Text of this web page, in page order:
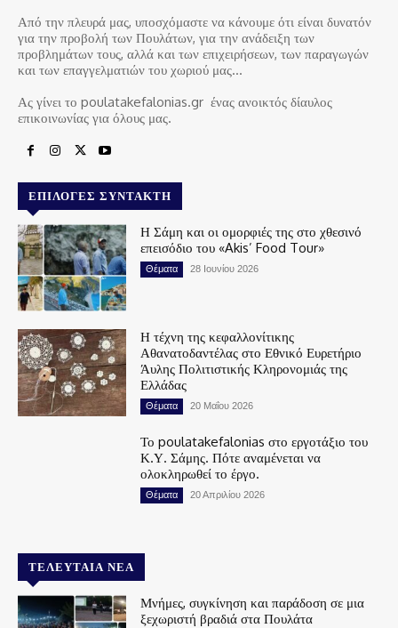
Από την πλευρά μας, υποσχόμαστε να κάνουμε ότι είναι δυνατόν
για την προβολή των Πουλάτων, για την ανάδειξη των
προβλημάτων τους, αλλά και των επιχειρήσεων, των παραγωγών
και των επαγγελματιών του χωριού μας…
Ας γίνει το poulatakefalonias.gr ένας ανοικτός δίαυλος
επικοινωνίας για όλους μας.
ΕΠΙΛΟΓΈΣ ΣΥΝΤΆΚΤΗ
Η Σάμη και οι ομορφιές της στο χθεσινό
επεισόδιο του «Akis’ Food Tour»
Θέματα 28 Ιουνίου 2026
Η τέχνη της κεφαλλονίτικης
Αθανατοδαντέλας στο Εθνικό Ευρετήριο
Άυλης Πολιτιστικής Κληρονομιάς της
Ελλάδας
Θέματα 20 Μαΐου 2026
Το poulatakefalonias στο εργοτάξιο του
Κ.Υ. Σάμης. Πότε αναμένεται να
ολοκληρωθεί το έργο.
Θέματα 20 Απριλίου 2026
ΤΕΛΕΥΤΑΊΑ ΝΈΑ
Μνήμες, συγκίνηση και παράδοση σε μια
ξεχωριστή βραδιά στα Πουλάτα